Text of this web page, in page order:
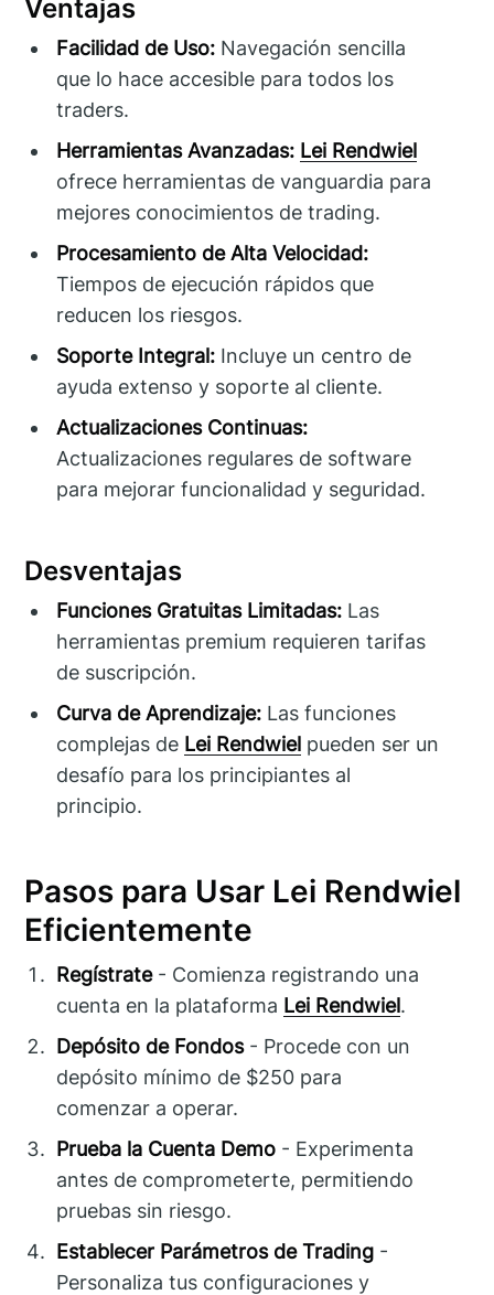
Ventajas
Facilidad de Uso: Navegación sencilla
que lo hace accesible para todos los
traders.
Herramientas Avanzadas: Lei Rendwiel
ofrece herramientas de vanguardia para
mejores conocimientos de trading.
Procesamiento de Alta Velocidad:
Tiempos de ejecución rápidos que
reducen los riesgos.
Soporte Integral: Incluye un centro de
ayuda extenso y soporte al cliente.
Actualizaciones Continuas:
Actualizaciones regulares de software
para mejorar funcionalidad y seguridad.
Desventajas
Funciones Gratuitas Limitadas: Las
herramientas premium requieren tarifas
de suscripción.
Curva de Aprendizaje: Las funciones
complejas de Lei Rendwiel pueden ser un
desafío para los principiantes al
principio.
Pasos para Usar Lei Rendwiel
Eficientemente
Regístrate- Comienza registrando una
cuenta en la plataforma Lei Rendwiel.
Depósito de Fondos- Procede con un
depósito mínimo de $250 para
comenzar a operar.
Prueba la Cuenta Demo - Experimenta
antes de comprometerte, permitiendo
pruebas sin riesgo.
Establecer Parámetros de Trading -
Personaliza tus configuraciones y